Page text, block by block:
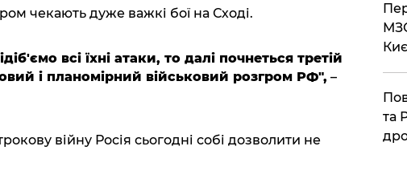
чекають дуже важкі бої на Сході.
всі їхні атаки, то далі почнеться третій
і планомірний військовий розгром РФ", –
війну Росія сьогодні собі дозволити не
та